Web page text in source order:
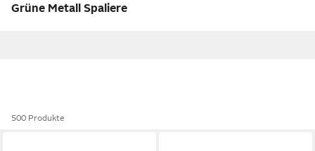
Grüne Metall Spaliere
500 Produkte